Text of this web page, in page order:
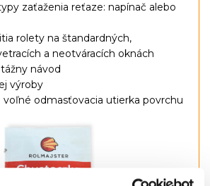
zaťaženia reťaze: napínač alebo
rolety na štandardných,
a neotváracích oknách
návod
výroby
voľné odmasťovacia utierka povrchu